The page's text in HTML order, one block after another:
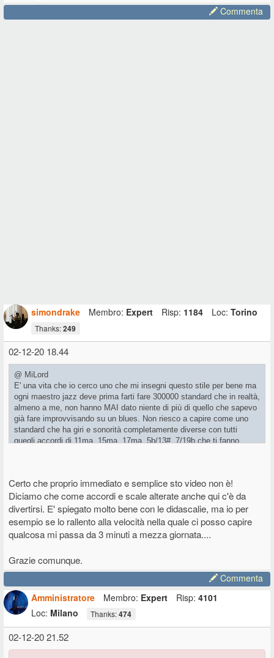
Commenta
simondrake Membro: Expert Risp: 1184 Loc: Torino
Thanks:249
02-12-20 18.44
@ MiLord
E' una vita che io cerco uno che mi insegni questo stile per bene ma
ogni maestro jazz deve prima farti fare 300000 standard che in realtà,
almeno a me, non hanno MAI dato niente di più di quello che sapevo
già fare improvvisando su un blues. Non riesco a capire come uno
standard che ha giri e sonorità completamente diverse con tutti
quegli accordi di 11ma, 15ma, 17ma, 5b/13#, 7/19b che ti fanno
Diciamo che molti più portati di me probabilmente hanno imparato
così. Moltissimi altri hanno invece l'illusione di saper improvvisare e
invece copiano e rifanno frasi di grandi musicisti pari pari nel 90% dei
casi. Lo senti subito infatti quando uno improvvisa e viene dal blues
piuttosto di uno che viene da sinatra e compagnia bella. Che non è
assolutamente male! Ma è diverso!
Allora io ho preso un video come
partito, e mi sono sentito al rallentatore tutto quello che fa. Suonando
sulla stessa base giorni e giorni fino quando non mi sono venuti
spontanei alcuni passaggi. Poi senza base per altri giorni e giorni.
Mesi.
Impara bene prima il giro di accordi e suonali come fa lui.
Tanto in realtà anche i jazzisti fanno così checchè ne dicano
Prendono frasi di altri e le fanno proprie fino a farsi un proprio stile.
Forse.
Certo che proprio immediato e semplice sto video non è!
Diciamo che come accordi e scale alterate anche qui c'è da
divertirsi. E' spiegato molto bene con le didascalie, ma io per
esempio se lo rallento alla velocità nella quale ci posso capire
qualcosa mi passa da 3 minuti a mezza giornata....
Grazie comunque.
Commenta
Amministratore
Membro: Expert Risp: 4101
Loc: Milano Thanks:474
02-12-20 21.52